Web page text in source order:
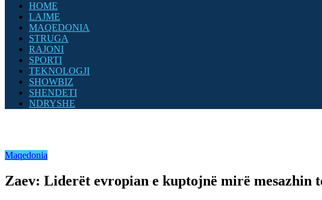
HOME
LAJME
MAQEDONIA
STRUGA
RAJONI
SPORTI
TEKNOLOGJI
SHOWBIZ
SHENDETI
NDRYSHE
Maqedonia
Zaev: Liderët evropian e kuptojnë mirë mesazhin